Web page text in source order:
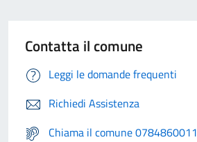
Contatta il comune
Leggi le domande frequenti
Richiedi Assistenza
Chiama il comune 0784860011